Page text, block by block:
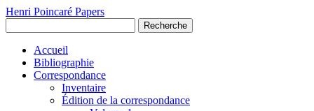
Henri Poincaré Papers
Recherche
Accueil
Bibliographie
Correspondance
Inventaire
Édition de la correspondance